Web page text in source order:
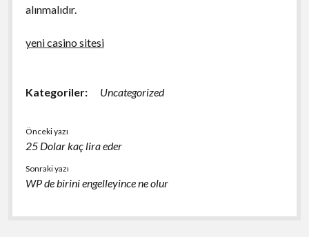
alınmalıdır.
yeni casino sitesi
Kategoriler: Uncategorized
Önceki yazı
25 Dolar kaç lira eder
Sonraki yazı
WP de birini engelleyince ne olur